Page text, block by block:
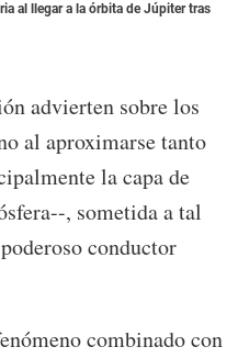
al llegar a la órbita de Júpiter tras
advierten sobre los
al aproximarse tanto
la capa de
, sometida a tal
conductor
combinado con